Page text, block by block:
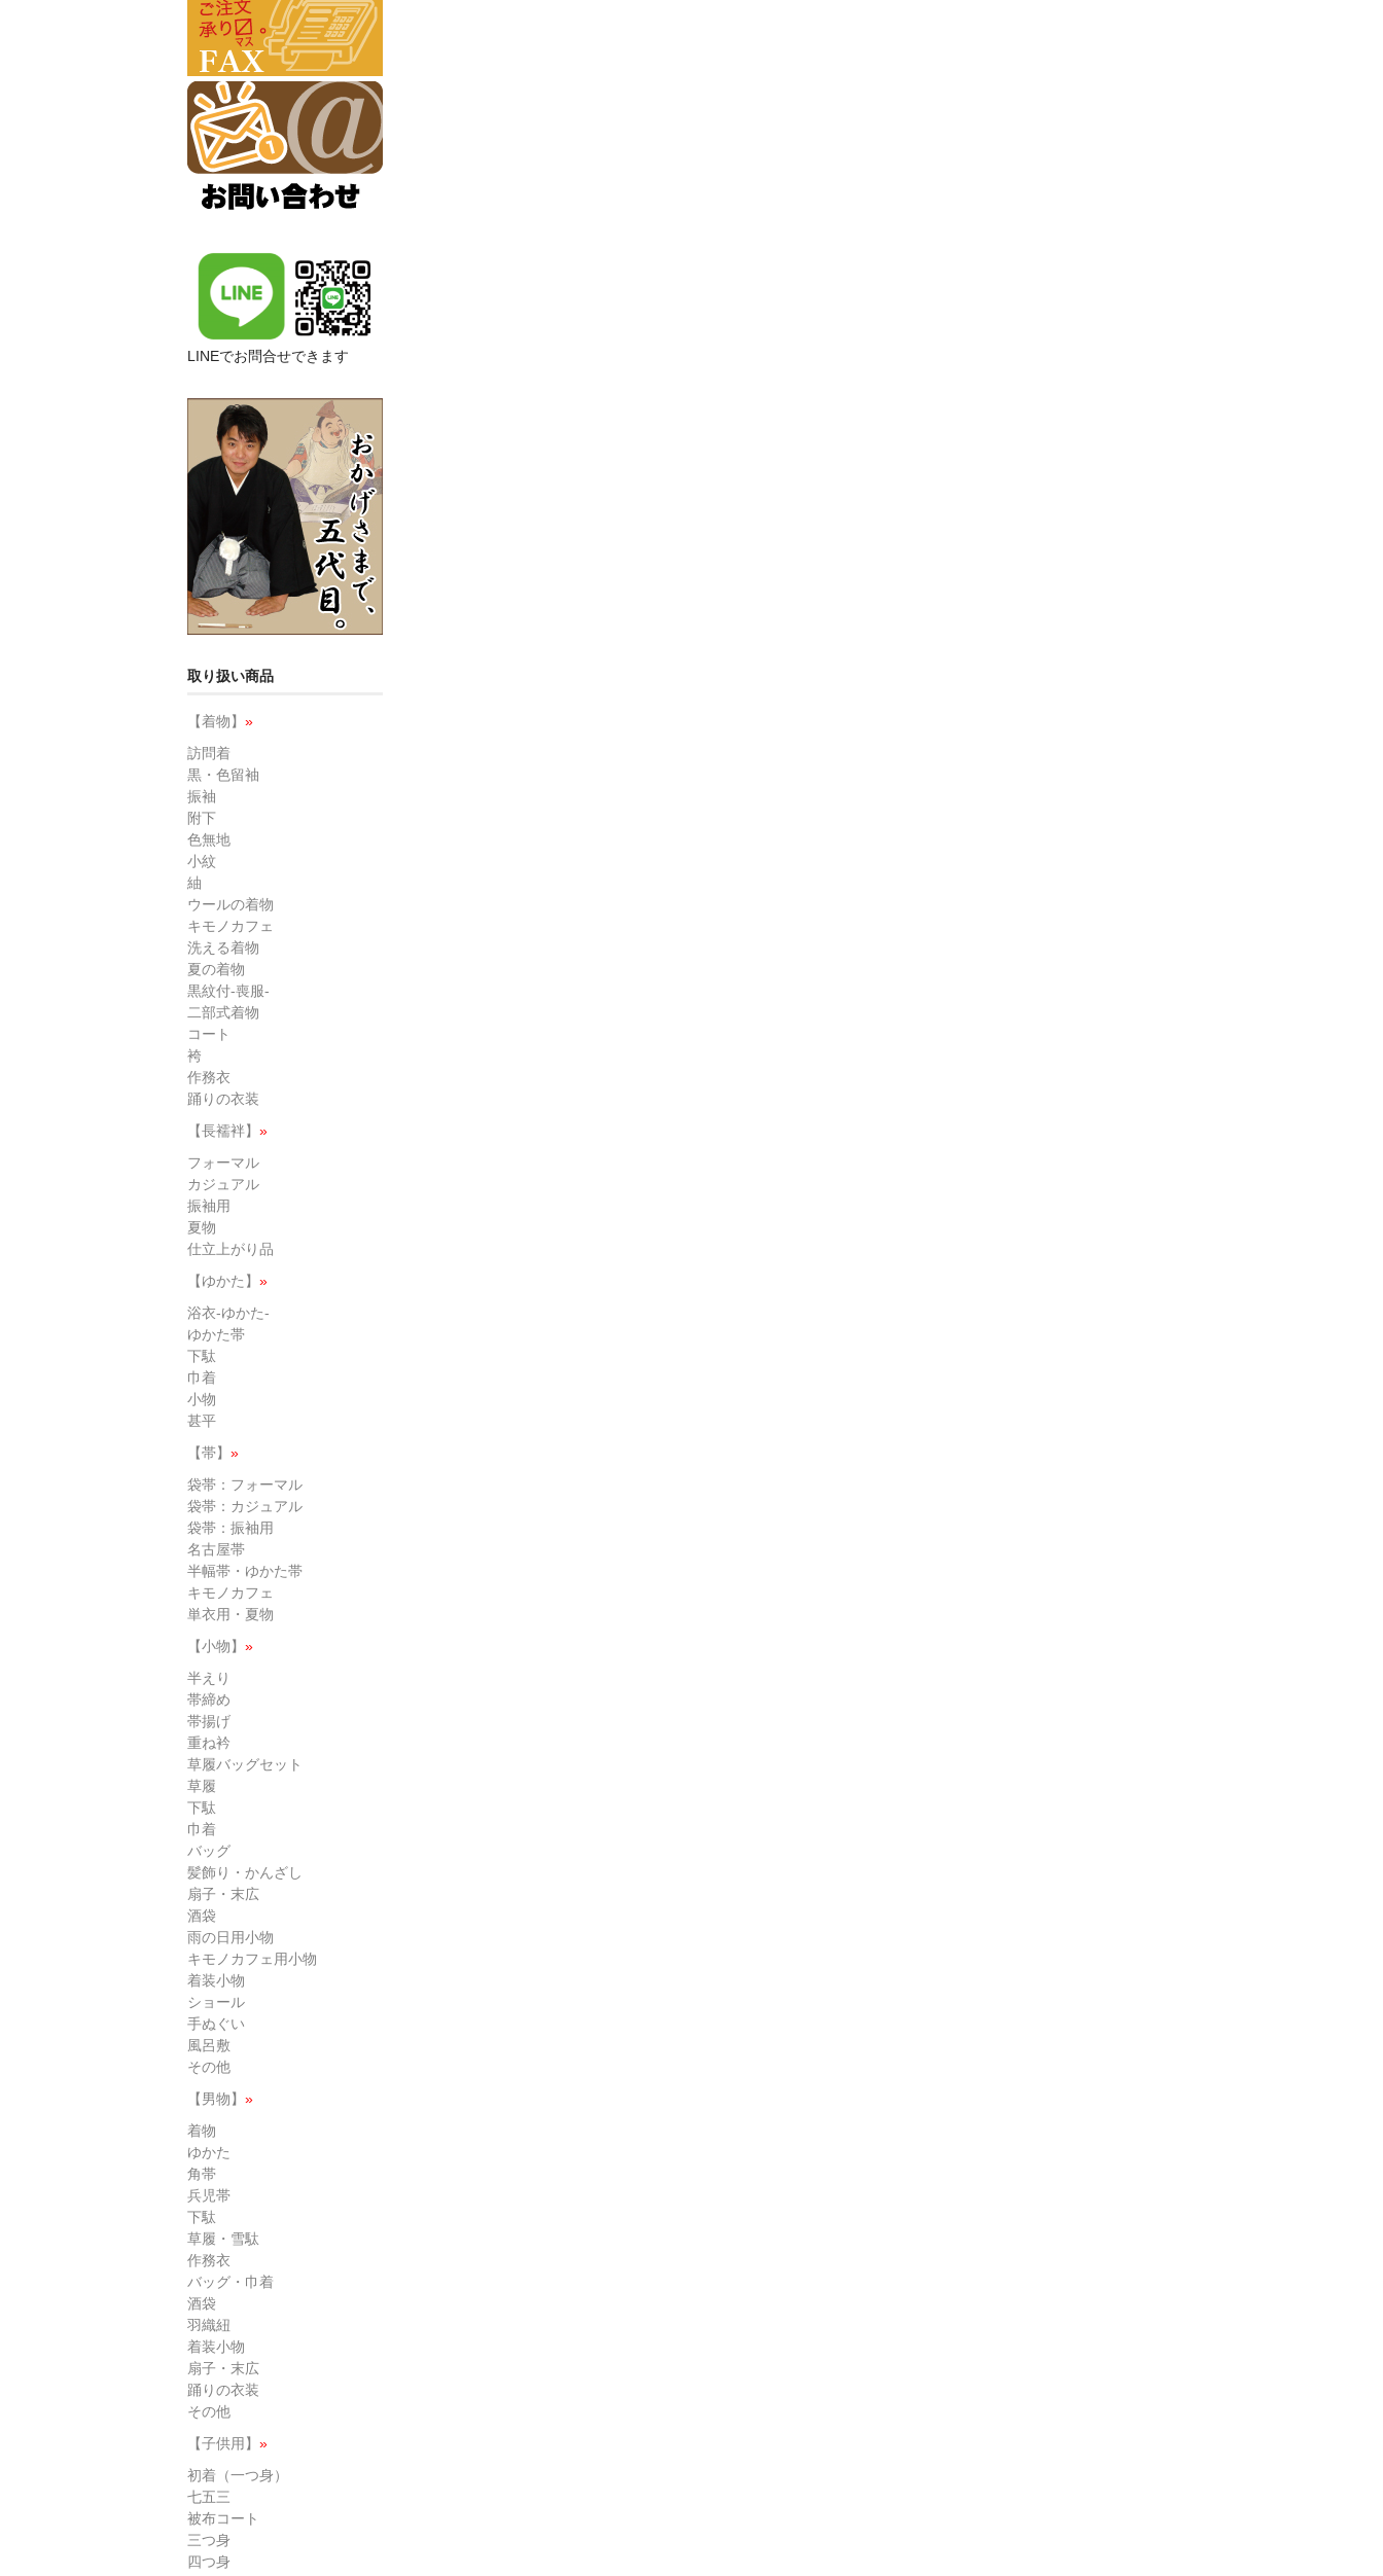
LINEでお問合せできます
取り扱い商品
【着物】 »
訪問着
黒・色留袖
振袖
附下
色無地
小紋
紬
ウールの着物
キモノカフェ
洗える着物
夏の着物
黒紋付-喪服-
二部式着物
コート
袴
作務衣
踊りの衣装
【長襦袢】 »
フォーマル
カジュアル
振袖用
夏物
仕立上がり品
【ゆかた】 »
浴衣-ゆかた-
ゆかた帯
下駄
巾着
小物
甚平
【帯】 »
袋帯：フォーマル
袋帯：カジュアル
袋帯：振袖用
名古屋帯
半幅帯・ゆかた帯
キモノカフェ
単衣用・夏物
【小物】 »
半えり
帯締め
帯揚げ
重ね衿
草履バッグセット
草履
下駄
巾着
バッグ
髪飾り・かんざし
扇子・末広
酒袋
雨の日用小物
キモノカフェ用小物
着装小物
ショール
手ぬぐい
風呂敷
その他
【男物】 »
着物
ゆかた
角帯
兵児帯
下駄
草履・雪駄
作務衣
バッグ・巾着
酒袋
羽織紐
着装小物
扇子・末広
踊りの衣装
その他
【子供用】 »
初着（一つ身）
七五三
被布コート
三つ身
四つ身